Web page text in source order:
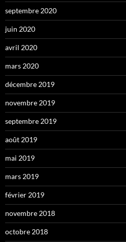
septembre 2020
juin 2020
avril 2020
mars 2020
décembre 2019
novembre 2019
septembre 2019
août 2019
mai 2019
mars 2019
février 2019
novembre 2018
octobre 2018